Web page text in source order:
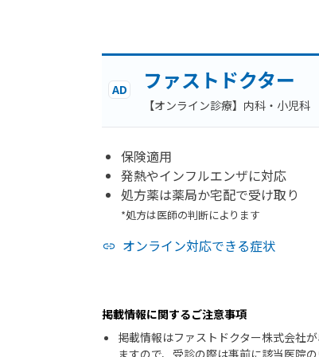
AD ファストドクター
【オンライン診療】内科・小児科
保険適用
発熱やインフルエンザに対応
処方薬は薬局か宅配で受け取り
*処方は医師の判断によります
オンライン対応できる症状
掲載情報に関するご注意事項
掲載情報はファストドクター株式会社
ますので、受診の際は事前に該当医院